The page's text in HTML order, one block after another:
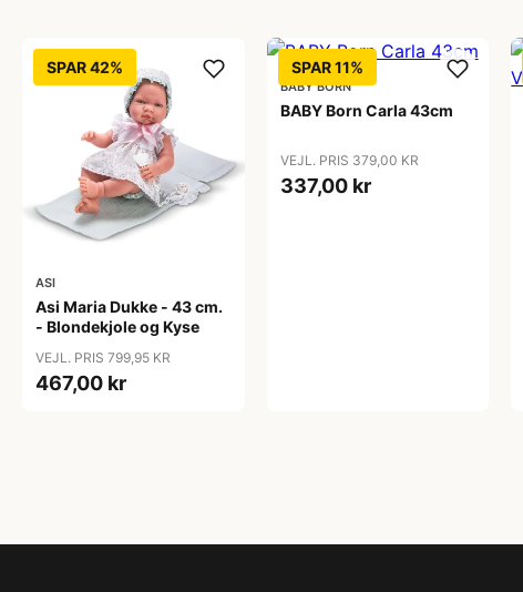
SPAR 42%
ASI
Asi Maria Dukke - 43 cm.
- Blondekjole og Kyse
VEJL. PRIS 799,95 KR
467,00 kr
SPAR 11%
BABY BORN
BABY Born Carla 43cm
VEJL. PRIS 379,00 KR
337,00 kr